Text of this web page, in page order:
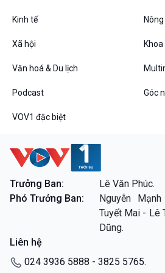
VOV1 đặc biệt
Chân dung cuộc sống
Các chương trình đặc biệt
Kinh tế
Xã hội
Văn hoá & Du lịch
Podcast Góc
VOV1 đặc biệt
Trưởng Ban:
Lê Văn Phúc.
Phó Trưởng Ban:
Nguyễn
Tuyết Mai - Lê
Dũng.
Liên hệ
024 3936 5888 - 3825 5765.